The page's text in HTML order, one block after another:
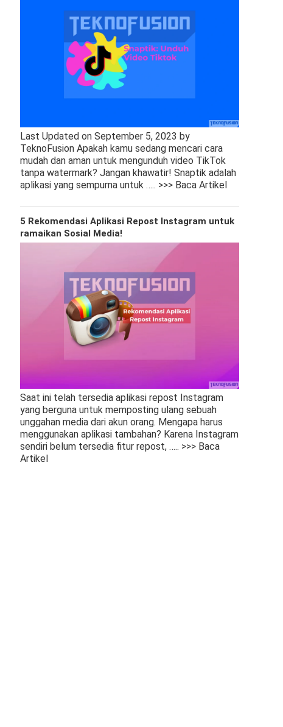
Last Updated on September 5, 2023 by
TeknoFusion Apakah kamu sedang mencari cara
mudah dan aman untuk mengunduh video TikTok
tanpa watermark? Jangan khawatir! Snaptik adalah
aplikasi yang sempurna untuk ….. >>> Baca Artikel
5 Rekomendasi Aplikasi Repost Instagram untuk
ramaikan Sosial Media!
Saat ini telah tersedia aplikasi repost Instagram
yang berguna untuk memposting ulang sebuah
unggahan media dari akun orang. Mengapa harus
menggunakan aplikasi tambahan? Karena Instagram
sendiri belum tersedia fitur repost, ….. >>> Baca
Artikel